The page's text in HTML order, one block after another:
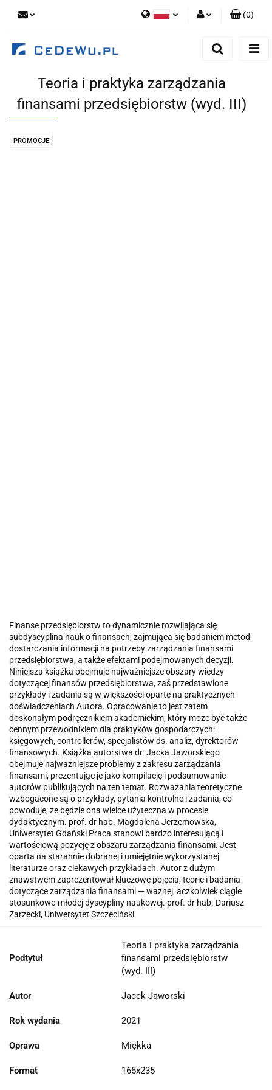
Dodaj zgłoszenie
Zgody cookies
(0)
Teoria i praktyka zarządzania
finansami przedsiębiorstw (wyd. III)
PROMOCJE
Finanse przedsiębiorstw to dynamicznie rozwijająca się
subdyscyplina nauk o finansach, zajmująca się badaniem metod
dostarczania informacji na potrzeby zarządzania finansami
przedsiębiorstwa, a także efektami podejmowanych decyzji.
Niniejsza książka obejmuje najważniejsze obszary wiedzy
dotyczącej finansów przedsiębiorstwa, zaś przedstawione
przykłady i zadania są w większości oparte na praktycznych
doświadczeniach Autora. Opracowanie to jest zatem
doskonałym podręcznikiem akademickim, który może być także
cennym przewodnikiem dla praktyków gospodarczych:
księgowych, controllerów, specjalistów ds. analiz, dyrektorów
finansowych. Książka autorstwa dr. Jacka Jaworskiego
obejmuje najważniejsze problemy z zakresu zarządzania
finansami, prezentując je jako kompilację i podsumowanie
autorów publikujących na ten temat. Rozważania teoretyczne
wzbogacone są o przykłady, pytania kontrolne i zadania, co
powoduje, że będzie ona wielce użyteczna w procesie
dydaktycznym. prof. dr hab. Magdalena Jerzemowska,
Uniwersytet Gdański Praca stanowi bardzo interesującą i
wartościową pozycję z obszaru zarządzania finansami. Jest
oparta na starannie dobranej i umiejętnie wykorzystanej
literaturze oraz ciekawych przykładach. Autor z dużym
znawstwem zaprezentował kluczowe pojęcia, teorie i badania
dotyczące zarządzania finansami — ważnej, aczkolwiek ciągle
stosunkowo młodej dyscypliny naukowej. prof. dr hab. Dariusz
Zarzecki, Uniwersytet Szczeciński
Podtytuł
Teoria i praktyka zarządzania
finansami przedsiębiorstw
(wyd. III)
Autor Jacek Jaworski
Rok wydania 2021
Oprawa Miękka
Format 165x235